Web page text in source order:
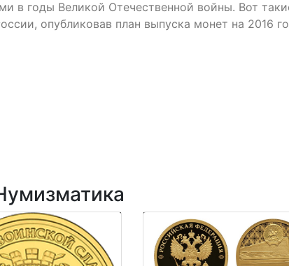
в годы Великой Отечественной войны. Вот
опубликовав план выпуска монет на 2016